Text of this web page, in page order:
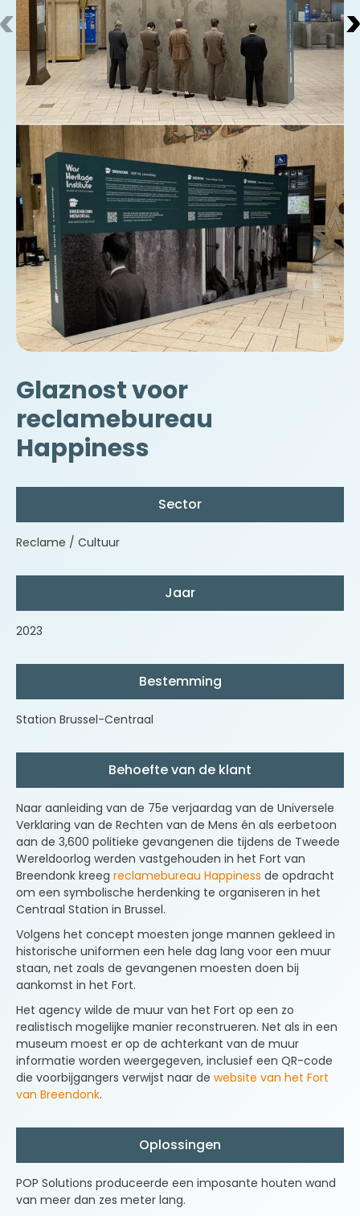
Glaznost voor
reclamebureau
Happiness
Sector
Reclame / Cultuur
Jaar
2023
Bestemming
Station Brussel-Centraal
Behoefte van de klant
Naar aanleiding van de 75e verjaardag van de Universele
Verklaring van de Rechten van de Mens én als eerbetoon
aan de 3,600 politieke gevangenen die tijdens de Tweede
Wereldoorlog werden vastgehouden in het Fort van
Breendonk kreeg reclamebureau Happiness de opdracht
om een symbolische herdenking te organiseren in het
Centraal Station in Brussel.
Volgens het concept moesten jonge mannen gekleed in
historische uniformen een hele dag lang voor een muur
staan, net zoals de gevangenen moesten doen bij
aankomst in het Fort.
Het agency wilde de muur van het Fort op een zo
realistisch mogelijke manier reconstrueren. Net als in een
museum moest er op de achterkant van de muur
informatie worden weergegeven, inclusief een QR-code
die voorbijgangers verwijst naar de website van het Fort
van Breendonk.
Oplossingen
POP Solutions produceerde een imposante houten wand
van meer dan zes meter lang.